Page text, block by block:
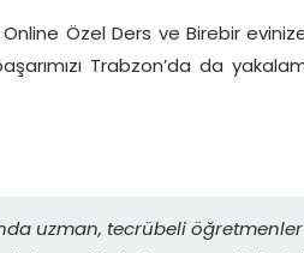
Online Özel Ders ve Birebir
Trabzon’da da
uzman, tecrübeli